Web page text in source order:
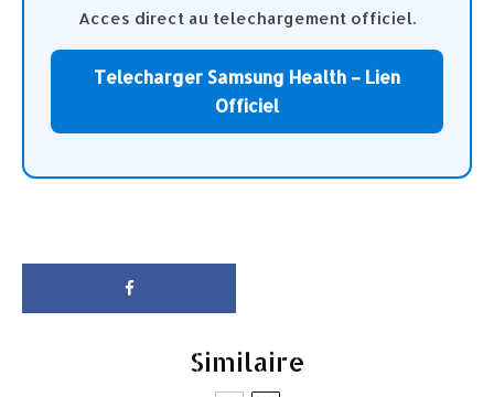
Acces direct au telechargement officiel.
Telecharger Samsung Health – Lien
Officiel
Similaire